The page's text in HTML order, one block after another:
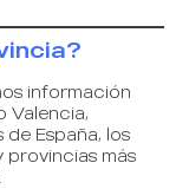
información
Valencia,
España, los
provincias más